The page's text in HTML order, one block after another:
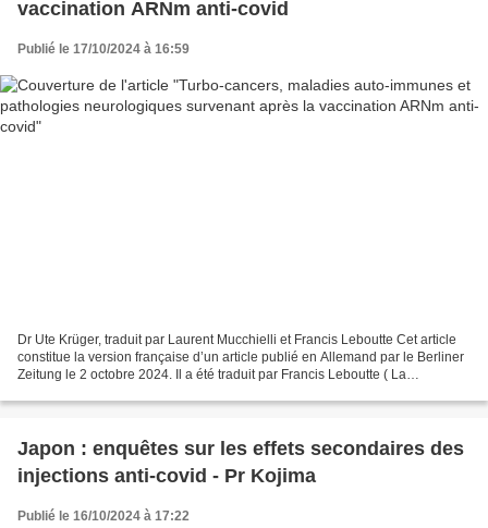
vaccination ARNm anti-covid
Publié le 17/10/2024 à 16:59
Dr Ute Krüger, traduit par Laurent Mucchielli et Francis Leboutte Cet article
constitue la version française d’un article publié en Allemand par le Berliner
Zeitung le 2 octobre 2024. Il a été traduit par Francis Leboutte ( La
Japon : enquêtes sur les effets secondaires des
injections anti-covid - Pr Kojima
Publié le 16/10/2024 à 17:22